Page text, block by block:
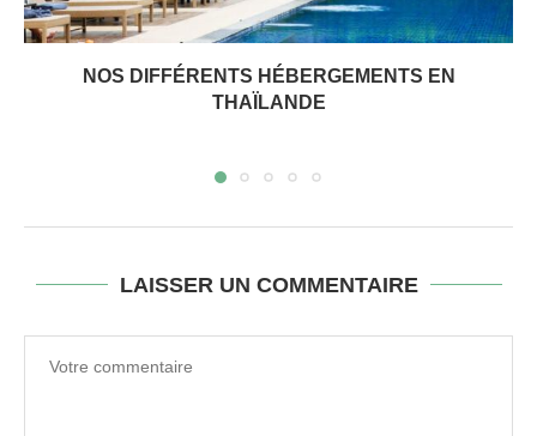
NOS DIFFÉRENTS HÉBERGEMENTS EN
THAÏLANDE
LAISSER UN COMMENTAIRE